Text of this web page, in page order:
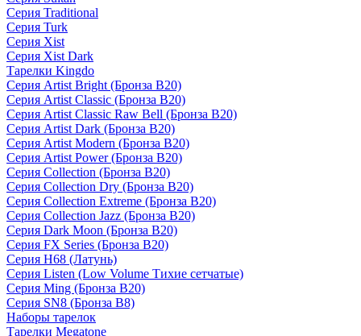
Серия Traditional
Серия Turk
Серия Xist
Серия Xist Dark
Тарелки Kingdo
Серия Artist Bright (Бронза B20)
Серия Artist Classic (Бронза B20)
Серия Artist Classic Raw Bell (Бронза B20)
Серия Artist Dark (Бронза B20)
Серия Artist Modern (Бронза B20)
Серия Artist Power (Бронза B20)
Серия Collection (Бронза B20)
Серия Collection Dry (Бронза B20)
Серия Collection Extreme (Бронза B20)
Серия Collection Jazz (Бронза B20)
Серия Dark Moon (Бронза B20)
Серия FX Series (Бронза B20)
Серия H68 (Латунь)
Серия Listen (Low Volume Тихие сетчатые)
Серия Ming (Бронза B20)
Серия SN8 (Бронза B8)
Наборы тарелок
Тарелки Megatone